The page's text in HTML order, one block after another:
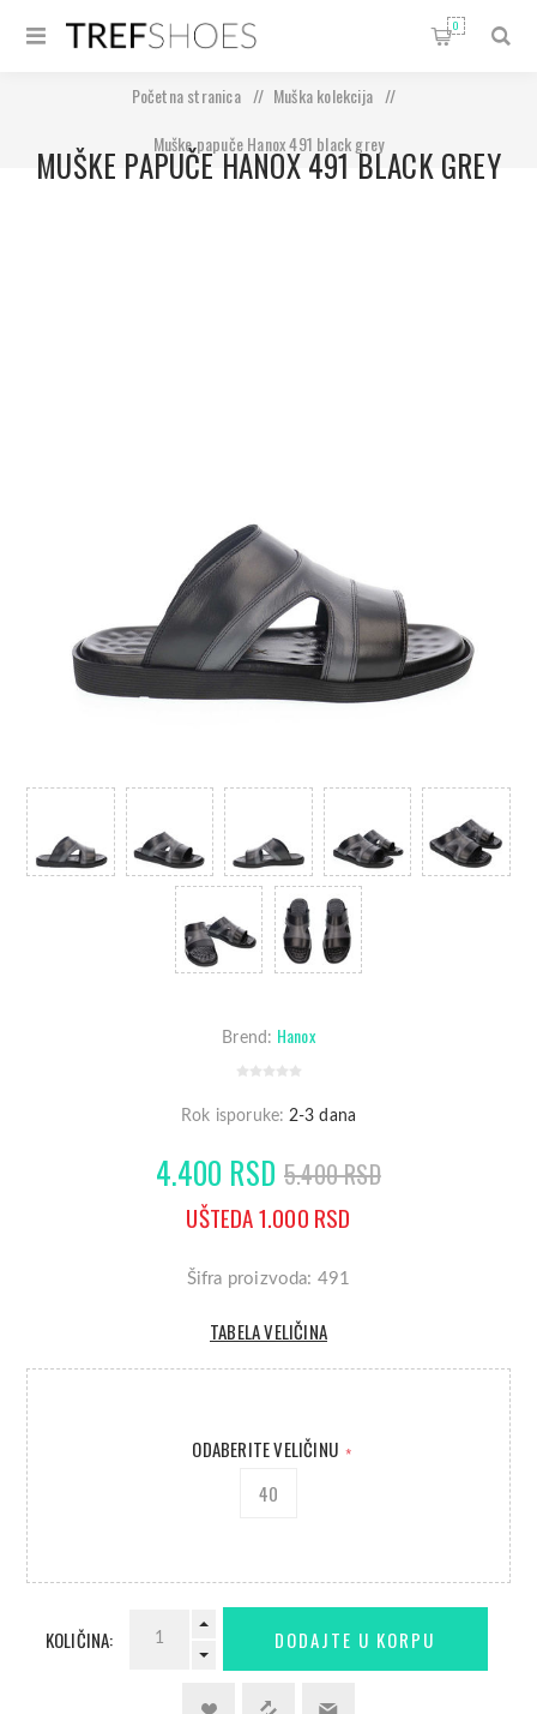
0
Početna stranica / Muška kolekcija
/
Muške papuče Hanox 491 black grey
MUŠKE PAPUČE HANOX 491 BLACK GREY
Brend: Hanox
Rok isporuke: 2-3 dana
4.400 RSD 5.400 RSD
UŠTEDA 1.000 RSD
Šifra proizvoda: 491
TABELA VELIČINA
ODABERITE VELIČINU *
40
KOLIČINA: